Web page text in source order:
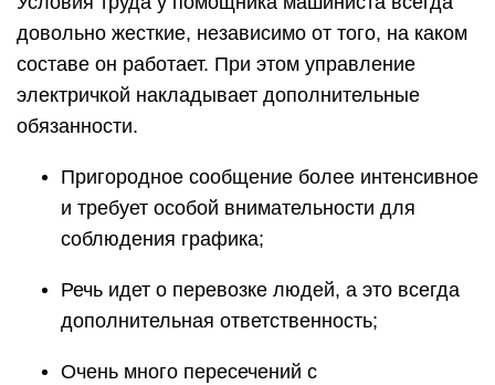
довольно жесткие, независимо от того, на каком
составе он работает. При этом управление
электричкой накладывает дополнительные
обязанности.
Пригородное сообщение более интенсивное
и требует особой внимательности для
соблюдения графика;
Речь идет о перевозке людей, а это всегда
дополнительная ответственность;
Очень много пересечений с